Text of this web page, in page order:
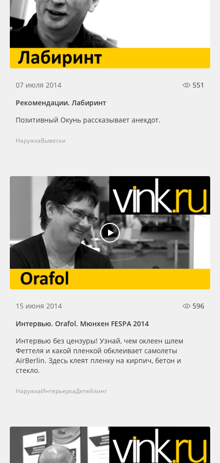
07 июля 2014
551
Рекомендации. Лабиринт
Позитивный Окунь рассказывает анекдот.
НаружкаВывески
15 июня 2014
596
Интервью. Orafol. Мюнхен FESPA 2014
Интервью без цензуры! Узнай, чем оклеен шлем
Феттеля и какой пленкой обклеивает самолеты
AirBerlin. Здесь клеят пленку на кирпич, бетон и
стекло.
НаружкаИнтерьеркаДетейлинг